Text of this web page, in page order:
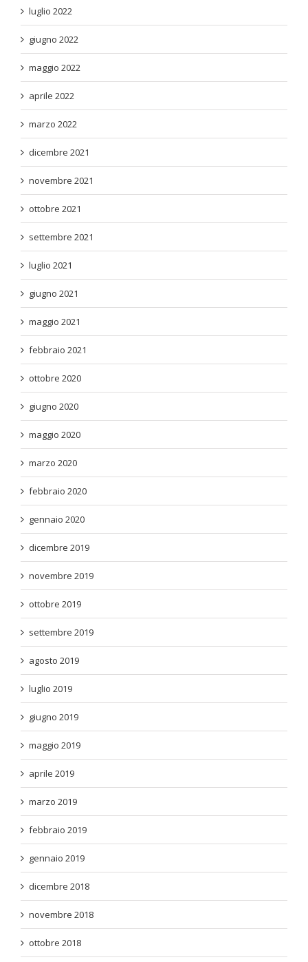
luglio 2022
giugno 2022
maggio 2022
aprile 2022
marzo 2022
dicembre 2021
novembre 2021
ottobre 2021
settembre 2021
luglio 2021
giugno 2021
maggio 2021
febbraio 2021
ottobre 2020
giugno 2020
maggio 2020
marzo 2020
febbraio 2020
gennaio 2020
dicembre 2019
novembre 2019
ottobre 2019
settembre 2019
agosto 2019
luglio 2019
giugno 2019
maggio 2019
aprile 2019
marzo 2019
febbraio 2019
gennaio 2019
dicembre 2018
novembre 2018
ottobre 2018